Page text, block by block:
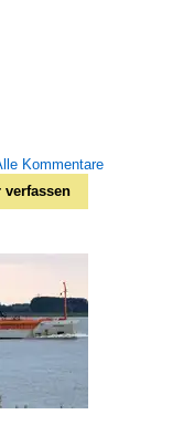
Kommentare
verfassen